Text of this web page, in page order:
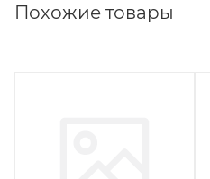
Похожие товары